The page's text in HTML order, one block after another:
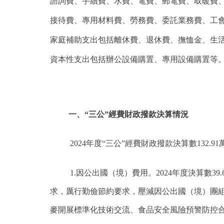
接待費、專用材料費、勞務費、委託業務費、工
家庭補助支出包括離休費、退休費、撫恤金、生
資本性支出包括辦公設備購置、專用設備購置等
一、“三公”經費財政撥款決算情況
2024年度“三公”經費財政撥款決算數
1.因公出國（境）費用。2024年度決算數
求，厲行勤儉節約要求，壓減因公出國（境）團
麥開展標準化技術交流、食品安全風險預警防控